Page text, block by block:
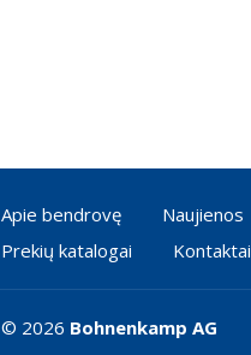
Apie bendrovę Naujienos
Prekių katalogai
Kontaktai
© 2026 Bohnenkamp AG